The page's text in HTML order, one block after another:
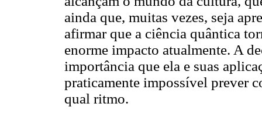
ainda que, muitas vezes, seja
afirmar que a ciência quântica
enorme impacto atualmente. A
importância que ela e suas
praticamente impossível prever
qual ritmo.